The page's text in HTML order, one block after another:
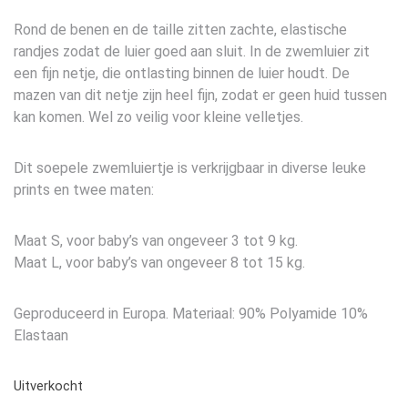
Rond de benen en de taille zitten zachte, elastische
randjes zodat de luier goed aan sluit. In de zwemluier zit
een fijn netje, die ontlasting binnen de luier houdt. De
mazen van dit netje zijn heel fijn, zodat er geen huid tussen
kan komen. Wel zo veilig voor kleine velletjes.
Dit soepele zwemluiertje is verkrijgbaar in diverse leuke
prints en twee maten:
Maat S, voor baby’s van ongeveer 3 tot 9 kg.
Maat L, voor baby’s van ongeveer 8 tot 15 kg.
Geproduceerd in Europa. Materiaal: 90% Polyamide 10%
Elastaan
Uitverkocht